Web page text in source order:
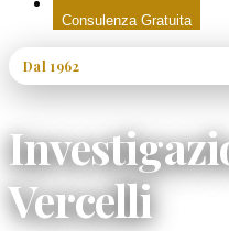
Consulenza Gratuita
Dal 1962
Vercelli